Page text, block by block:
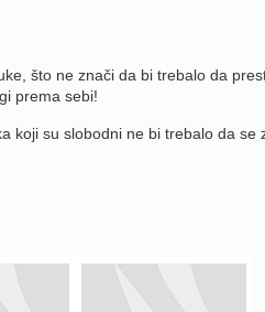
što ne znači da bi trebalo da
prema sebi!
koji su slobodni ne bi trebalo da se